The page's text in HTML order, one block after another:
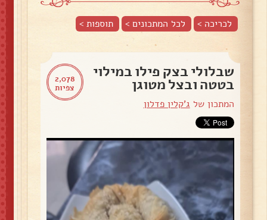
לכריכה > לכל המתכונים > תוספות>
2,078
צפיות
שבלולי בצק פילו במילוי
בטטה ובצל מטוגן
המתכון של ג'קלין פדלון